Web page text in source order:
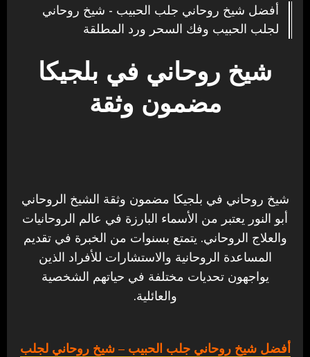
أفضل شيخ روحاني جلب الحبيب - شيخ روحاني
لجلب الحبيب وفك السحر ورد المطلقة
شيخ روحاني في بلجيكا
مضمون وثقة
شيخ روحاني في بلجيكا مضمون وثقة الشيخ الروحاني
أبو النور يعتبر من الأسماء البارزة في عالم الروحانيات
والعلاج الروحاني. يتمتع بسنوات من الخبرة في تقديم
المساعدة الروحانية والاستشارات للأفراد الذين
يواجهون تحديات مختلفة في حياتهم الشخصية
والعائلية.
أفضل شيخ روحاني جلب الحبيب – شيخ روحاني لجلب